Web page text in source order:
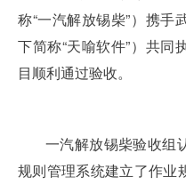
称“一汽解放锡柴”）携手
下简称“天喻软件”）共同
目顺利通过验收。
一汽解放锡柴验收组
规则管理系统建立了作业